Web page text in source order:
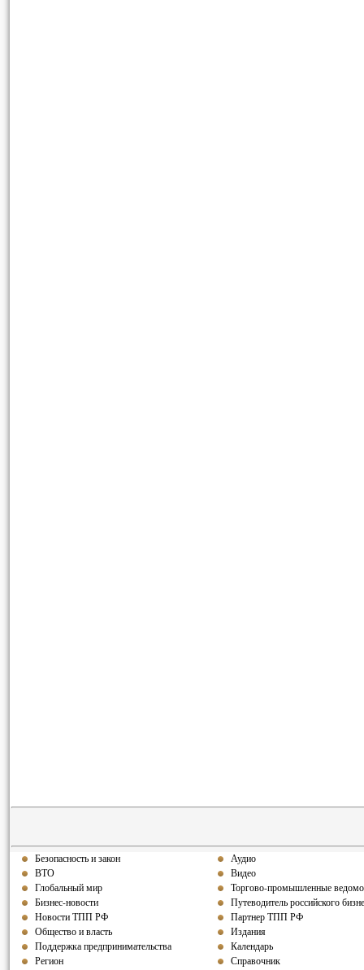
Безопасность и закон
ВТО
Глобальный мир
Бизнес-новости
Новости ТПП РФ
Общество и власть
Поддержка предпринимательства
Регион
Аудио
Видео
Торгово-промышленные
Путеводитель российского
Партнер ТПП РФ
Издания
Календарь
Справочник